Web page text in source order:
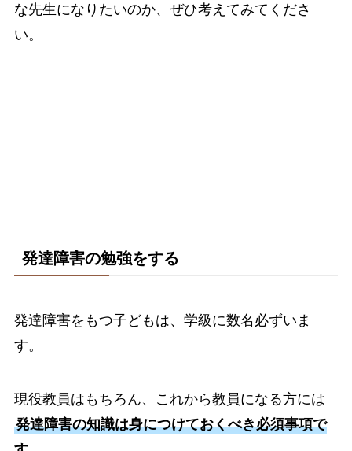
な先生になりたいのか、ぜひ考えてみてくださ
い。
発達障害の勉強をする
発達障害をもつ子どもは、学級に数名必ずいま
す。
現役教員はもちろん、これから教員になる方には
発達障害の知識は身につけておくべき必須事項で